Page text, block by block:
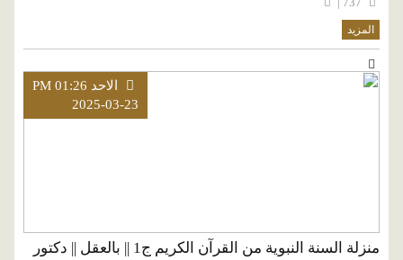
المزيد
الاحد PM 01:26
2025-03-23
منزلة السنة النبوية من القرآن الكريم ج1 || بالعقل || دكتور